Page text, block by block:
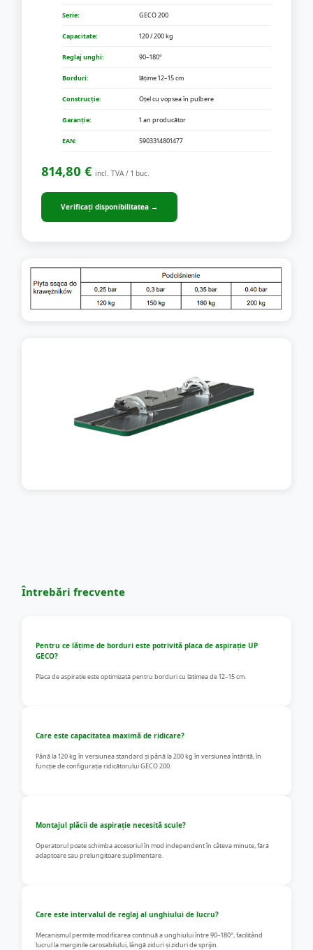
Serie: GECO 200
Capacitate: 120 / 200 kg
Reglaj unghi: 90–180°
Borduri: lățime 12–15 cm
Construcție: Oțel cu vopsea în pulbere
Garanție: 1 an producător
EAN: 5903314801477
814,80 € incl. TVA / 1 buc.
Verificați disponibilitatea →
Întrebări frecvente
Pentru ce lățime de borduri este potrivită placa de aspirație UP
GECO?
Placa de aspirație este optimizată pentru borduri cu lățimea de 12–15 cm.
Care este capacitatea maximă de ridicare?
Până la 120 kg în versiunea standard și până la 200 kg în versiunea întărită, în
funcție de configurația ridicătorului GECO 200.
Montajul plăcii de aspirație necesită scule?
Operatorul poate schimba accesoriul în mod independent în câteva minute, fără
adaptoare sau prelungitoare suplimentare.
Care este intervalul de reglaj al unghiului de lucru?
Mecanismul permite modificarea continuă a unghiului între 90–180°, facilitând
lucrul la marginile carosabilului, lângă ziduri și ziduri de sprijin.